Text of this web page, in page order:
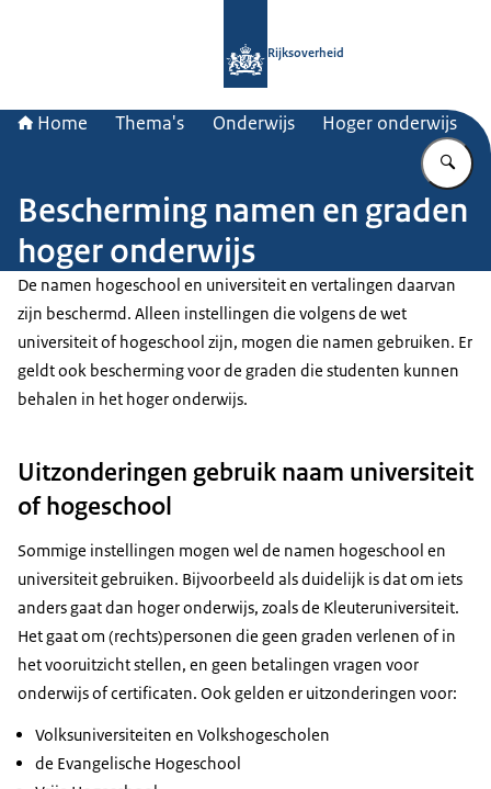
Rijksoverheid
Home Thema's Onderwijs Hoger onderwijs
Bescherming namen en graden
hoger onderwijs
De namen hogeschool en universiteit en vertalingen daarvan
zijn beschermd. Alleen instellingen die volgens de wet
universiteit of hogeschool zijn, mogen die namen gebruiken. Er
geldt ook bescherming voor de graden die studenten kunnen
behalen in het hoger onderwijs.
Uitzonderingen gebruik naam universiteit
of hogeschool
Sommige instellingen mogen wel de namen hogeschool en
universiteit gebruiken. Bijvoorbeeld als duidelijk is dat om iets
anders gaat dan hoger onderwijs, zoals de Kleuteruniversiteit.
Het gaat om (rechts)personen die geen graden verlenen of in
het vooruitzicht stellen, en geen betalingen vragen voor
onderwijs of certificaten. Ook gelden er uitzonderingen voor:
Volksuniversiteiten en Volkshogescholen
de Evangelische Hogeschool